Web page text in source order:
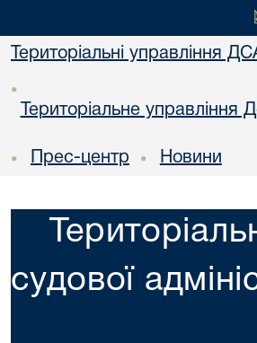
Територіальні управління
•
Територіальне управління
• Прес-центр • Новини
судової